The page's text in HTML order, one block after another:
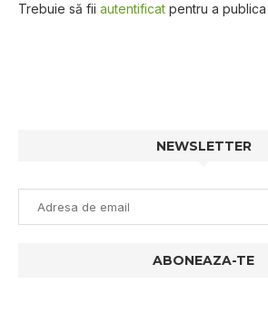
Trebuie să fii autentificat pentru a
NEWSLETTER